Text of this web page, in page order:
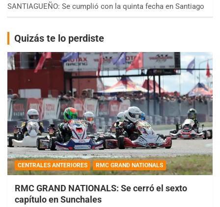
SANTIAGUEÑO: Se cumplió con la quinta fecha en Santiago
Quizás te lo perdiste
CENTRALES ANTERIORES RMC GRAND NATIONALS
RMC GRAND NATIONALS: Se cerró el sexto
capítulo en Sunchales